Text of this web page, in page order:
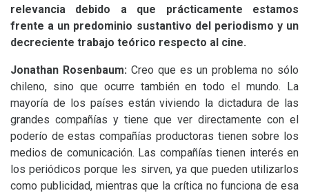
relevancia debido a que prácticamente estamos
frente a un predominio sustantivo del periodismo y un
decreciente trabajo teórico respecto al cine.
Jonathan Rosenbaum: Creo que es un problema no sólo
chileno, sino que ocurre también en todo el mundo. La
mayoría de los países están viviendo la dictadura de las
grandes compañías y tiene que ver directamente con el
poderío de estas compañías productoras tienen sobre los
medios de comunicación. Las compañías tienen interés en
los periódicos porque les sirven, ya que pueden utilizarlos
como publicidad, mientras que la crítica no funciona de esa